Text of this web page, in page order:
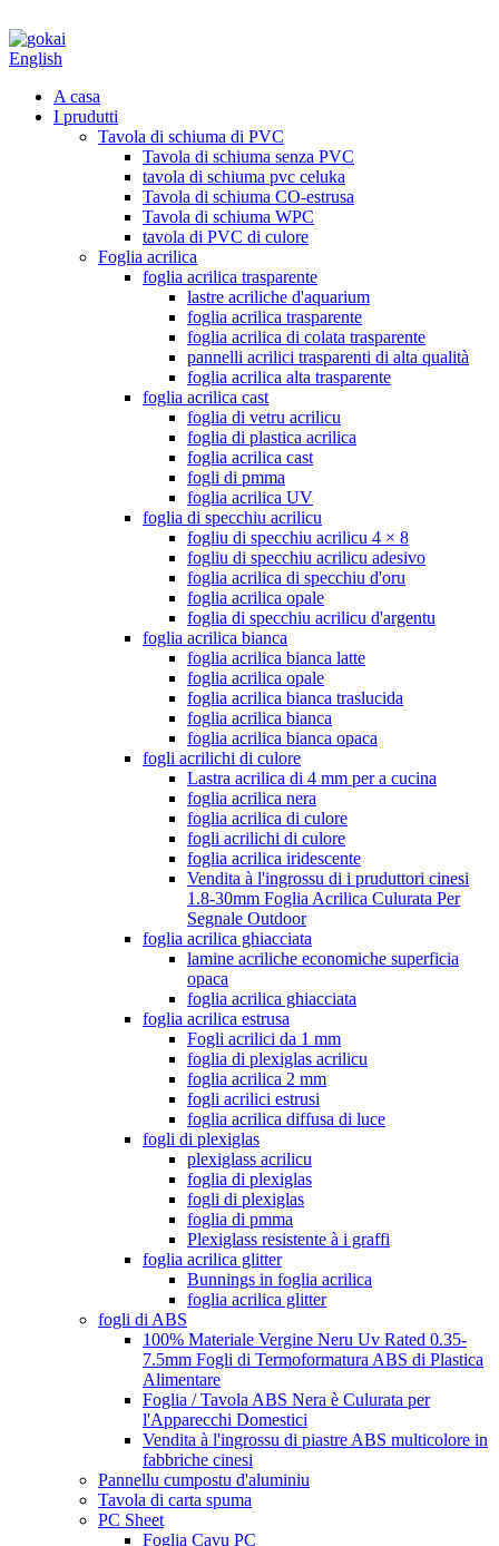
English
A casa
I prudutti
Tavola di schiuma di PVC
Tavola di schiuma senza PVC
tavola di schiuma pvc celuka
Tavola di schiuma CO-estrusa
Tavola di schiuma WPC
tavola di PVC di culore
Foglia acrilica
foglia acrilica trasparente
lastre acriliche d'aquarium
foglia acrilica trasparente
foglia acrilica di colata trasparente
pannelli acrilici trasparenti di alta qualità
foglia acrilica alta trasparente
foglia acrilica cast
foglia di vetru acrilicu
foglia di plastica acrilica
foglia acrilica cast
fogli di pmma
foglia acrilica UV
foglia di specchiu acrilicu
fogliu di specchiu acrilicu 4 × 8
fogliu di specchiu acrilicu adesivo
foglia acrilica di specchiu d'oru
foglia acrilica opale
foglia di specchiu acrilicu d'argentu
foglia acrilica bianca
foglia acrilica bianca latte
foglia acrilica opale
foglia acrilica bianca traslucida
foglia acrilica bianca
foglia acrilica bianca opaca
fogli acrilichi di culore
Lastra acrilica di 4 mm per a cucina
foglia acrilica nera
foglia acrilica di culore
fogli acrilichi di culore
foglia acrilica iridescente
Vendita à l'ingrossu di i pruduttori cinesi
1.8-30mm Foglia Acrilica Culurata Per
Segnale Outdoor
foglia acrilica ghiacciata
lamine acriliche economiche superficia
opaca
foglia acrilica ghiacciata
foglia acrilica estrusa
Fogli acrilici da 1 mm
foglia di plexiglas acrilicu
foglia acrilica 2 mm
fogli acrilici estrusi
foglia acrilica diffusa di luce
fogli di plexiglas
plexiglass acrilicu
foglia di plexiglas
fogli di plexiglas
foglia di pmma
Plexiglass resistente à i graffi
foglia acrilica glitter
Bunnings in foglia acrilica
foglia acrilica glitter
fogli di ABS
100% Materiale Vergine Neru Uv Rated 0.35-
7.5mm Fogli di Termoformatura ABS di Plastica
Alimentare
Foglia / Tavola ABS Nera è Culurata per
l'Apparecchi Domestici
Vendita à l'ingrossu di piastre ABS multicolore in
fabbriche cinesi
Pannellu cumpostu d'aluminiu
Tavola di carta spuma
PC Sheet
Foglia Cavu PC